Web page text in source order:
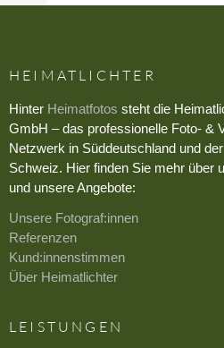
HEIMATLICHTER
Hinter Heimatfotos steht die
GmbH – das professionelle Foto- &
Netzwerk in Süddeutschland und der
Schweiz. Hier finden Sie mehr über
und unsere Angebote:
Unsere Fotograf:innen
Referenzen
Kund:innenstimmen
Über Heimatlichter
LEISTUNGEN